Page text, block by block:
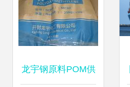
龙宇钢原料POM供